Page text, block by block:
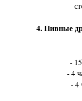
4. Пивные
-
- 4
- 4